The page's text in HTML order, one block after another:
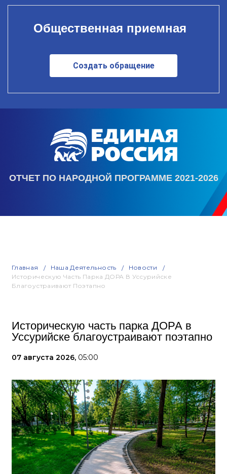
Общественная приемная
Создать обращение
ОТЧЕТ ПО НАРОДНОЙ ПРОГРАММЕ 2021-2026
Главная Наша Деятельность
Новости
Историческую Часть Парка ДОРА В Уссурийске
Благоустраивают Поэтапно
Историческую часть парка ДОРА в
Уссурийске благоустраивают поэтапно
07 августа 2026, 05:00